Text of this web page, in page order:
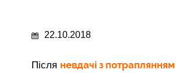
22.10.2018
Після невдачі з